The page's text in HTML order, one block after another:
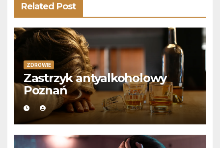
Related Post
ZDROWIE
Zastrzyk antyalkoholowy
Poznań